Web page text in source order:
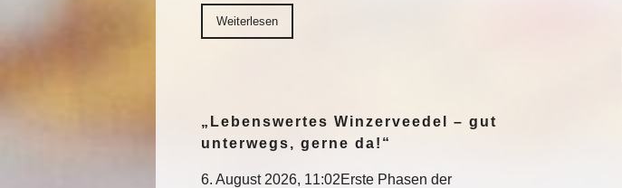
Weiterlesen
„Lebenswertes Winzerveedel – gut
unterwegs, gerne da!“
6. August 2026, 11:02Erste Phasen der